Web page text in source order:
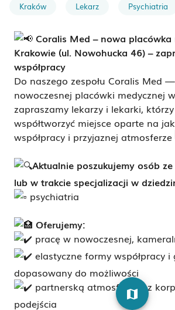
Kraków Lekarz Psychiatria
Coralis Med – nowa placówka
Krakowie (ul. Nowohucka 46) –
współpracy
Do naszego zespołu Coralis Med
nowoczesnej placówki medycznej
zapraszamy lekarzy i lekarki,
współtworzyć miejsce oparte na
współpracy i przyjaznej atmosferze
Aktualnie poszukujemy osób
lub w trakcie specjalizacji w
psychiatria
Oferujemy:
pracę w nowoczesnej,
elastyczne formy współpracy
dopasowany do możliwości
partnerską atmosferę bez
podejścia
map